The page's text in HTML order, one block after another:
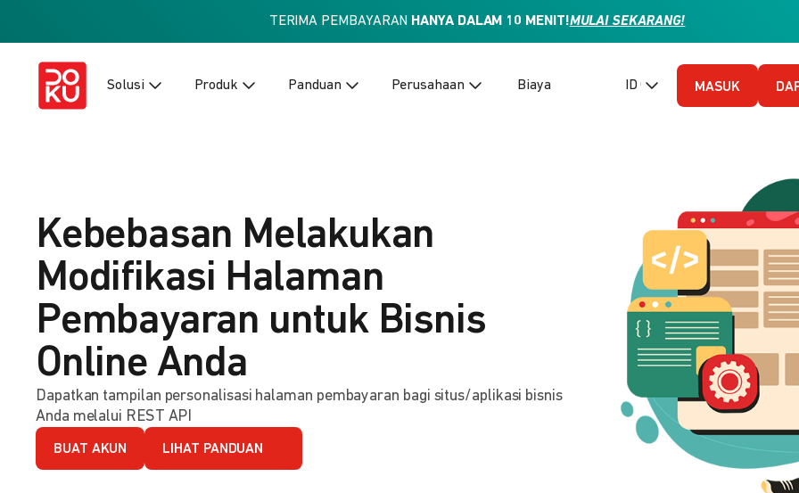
TERIMA PEMBAYARAN HANYA DALAM 10 MENIT!MULAI SEKARANG!
Solusi Produk Panduan Perusahaan Biaya ID (Bahasa Indonesia)
MASUK
Kebebasan Melakukan
Modifikasi Halaman
Pembayaran untuk Bisnis
Online Anda
Dapatkan tampilan personalisasi halaman pembayaran bagi situs/aplikasi bisnis
Anda melalui REST API
BUAT AKUN LIHAT PANDUAN